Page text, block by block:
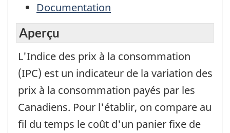
Documentation
Aperçu
L'Indice des prix à la consommation
(IPC) est un indicateur de la variation des
prix à la consommation payés par les
Canadiens. Pour l'établir, on compare au
fil du temps le coût d'un panier fixe de